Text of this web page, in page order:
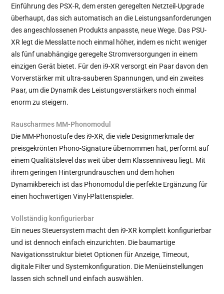
Einführung des PSX-R, dem ersten geregelten Netzteil-Upgrade
überhaupt, das sich automatisch an die Leistungsanforderungen
des angeschlossenen Produkts anpasste, neue Wege. Das PSU-
XR legt die Messlatte noch einmal höher, indem es nicht weniger
als fünf unabhängige geregelte Stromversorgungen in einem
einzigen Gerät bietet. Für den i9-XR versorgt ein Paar davon den
Vorverstärker mit ultra-sauberen Spannungen, und ein zweites
Paar, um die Dynamik des Leistungsverstärkers noch einmal
enorm zu steigern.
Rauscharmes MM-Phonomodul
Die MM-Phonostufe des i9-XR, die viele Designmerkmale der
preisgekrönten Phono-Signature übernommen hat, performt auf
einem Qualitätslevel das weit über dem Klassenniveau liegt. Mit
ihrem geringen Hintergrundrauschen und dem hohen
Dynamikbereich ist das Phonomodul die perfekte Ergänzung für
einen hochwertigen Vinyl-Plattenspieler.
Vollständig konfigurierbar
Ein neues Steuersystem macht den i9-XR komplett konfigurierbar
und ist dennoch einfach einzurichten. Die baumartige
Navigationsstruktur bietet Optionen für Anzeige, Timeout,
digitale Filter und Systemkonfiguration. Die Menüeinstellungen
lassen sich schnell und einfach auswählen.